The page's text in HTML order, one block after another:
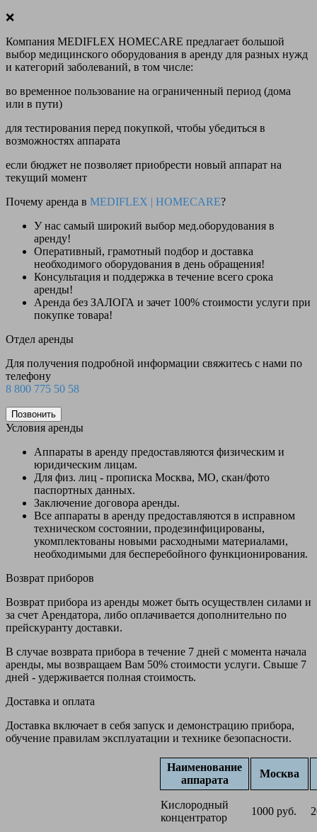
❌
Компания MEDIFLEX HOMECARE предлагает большой
выбор медицинского оборудования в аренду для разных нужд
и категорий заболеваний, в том числе:
во временное пользование на ограниченный период (дома
или в пути)
для тестирования перед покупкой, чтобы убедиться в
возможностях аппарата
если бюджет не позволяет приобрести новый аппарат на
текущий момент
Почему аренда в MEDIFLEX | HOMECARE?
У нас самый широкий выбор мед.оборудования в
аренду!
Оперативный, грамотный подбор и доставка
необходимого оборудования в день обращения!
Консультация и поддержка в течение всего срока
аренды!
Аренда без ЗАЛОГА и зачет 100% стоимости услуги при
покупке товара!
Отдел аренды
Для получения подробной информации свяжитесь с нами по
телефону
8 800 775 50 58
Позвонить
Условия аренды
Аппараты в аренду предоставляются физическим и
юридическим лицам.
Для физ. лиц - прописка Москва, МО, скан/фото
паспортных данных.
Заключение договора аренды.
Все аппараты в аренду предоставляются в исправном
техническом состоянии, продезинфицированы,
укомплектованы новыми расходными материалами,
необходимыми для бесперебойного функционирования.
Возврат приборов
Возврат прибора из аренды может быть осуществлен силами и
за счет Арендатора, либо оплачивается дополнительно по
прейскуранту доставки.
В случае возврата прибора в течение 7 дней с момента начала
аренды, мы возвращаем Вам 50% стоимости услуги. Свыше 7
дней - удерживается полная стоимость.
Доставка и оплата
Доставка включает в себя запуск и демонстрацию прибора,
обучение правилам эксплуатации и технике безопасности.
Наименование
аппарата
Москва
Кислородный
концентратор
1000 руб.